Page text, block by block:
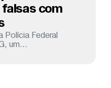
com
Polícia Federal
um...